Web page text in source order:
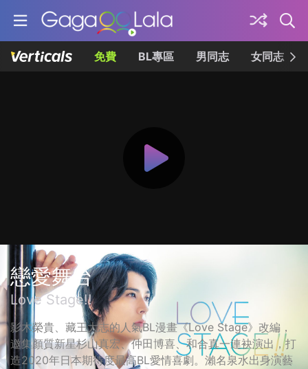
免費 BL專區 男同志 女同志
戀愛舞台
Love Stage!!
影木榮貴、藏王大志的人氣BL漫畫《Love Stage》改編，
邀集顏質新星杉山真宏、仲田博喜、和合真一連袂演出，打
造2020年日本期待度最高BL愛情喜劇。瀨名泉水出身演藝